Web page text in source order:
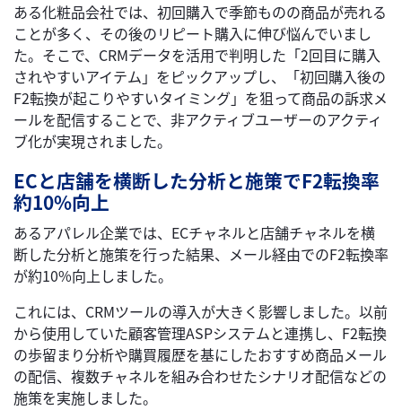
ある化粧品会社では、初回購入で季節ものの商品が売れる
ことが多く、その後のリピート購入に伸び悩んでいまし
た。そこで、CRMデータを活用で判明した「2回目に購入
されやすいアイテム」をピックアップし、「初回購入後の
F2転換が起こりやすいタイミング」を狙って商品の訴求メ
ールを配信することで、非アクティブユーザーのアクティ
ブ化が実現されました。
ECと店舗を横断した分析と施策でF2転換率
約10%向上
あるアパレル企業では、ECチャネルと店舗チャネルを横
断した分析と施策を行った結果、メール経由でのF2転換率
が約10%向上しました。
これには、CRMツールの導入が大きく影響しました。以前
から使用していた顧客管理ASPシステムと連携し、F2転換
の歩留まり分析や購買履歴を基にしたおすすめ商品メール
の配信、複数チャネルを組み合わせたシナリオ配信などの
施策を実施しました。